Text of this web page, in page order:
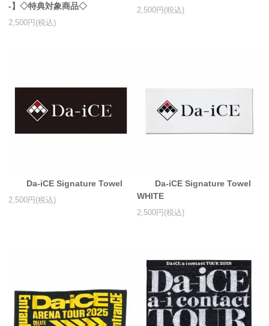
工藤大輝グッズ
和田颯｜Wagic Hour Worksグッズ
EC限定グッズ
スマホケース・モバイルバッテリー
-】◇特典対象商品◇
2,500円(税込)
2,500円(税込)
Da-iCE Signature Towel
2,500円(税込)
Da-iCE Signature Towel
WHITE
2,500円(税込)